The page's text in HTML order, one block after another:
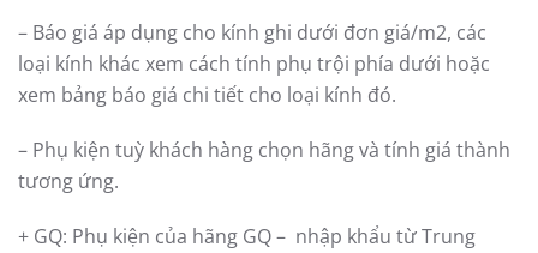
– Báo giá áp dụng cho kính ghi dưới đơn giá/m2, các
loại kính khác xem cách tính phụ trội phía dưới hoặc
xem bảng báo giá chi tiết cho loại kính đó.
– Phụ kiện tuỳ khách hàng chọn hãng và tính giá thành
tương ứng.
+ GQ: Phụ kiện của hãng GQ – nhập khẩu từ Trung